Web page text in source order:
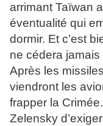
arrimant Taïwan
éventualité qui
dormir. Et c’est
ne cédera jamais
Après les
viendront les
frapper la
Zelensky